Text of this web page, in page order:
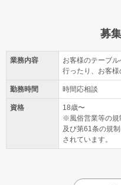
募
業務内容
お客様のテーブ
行ったり、お客様
勤務時間 時間応相談
資格
18歳〜
※風俗営業等の規
及び第61条の規
されています。